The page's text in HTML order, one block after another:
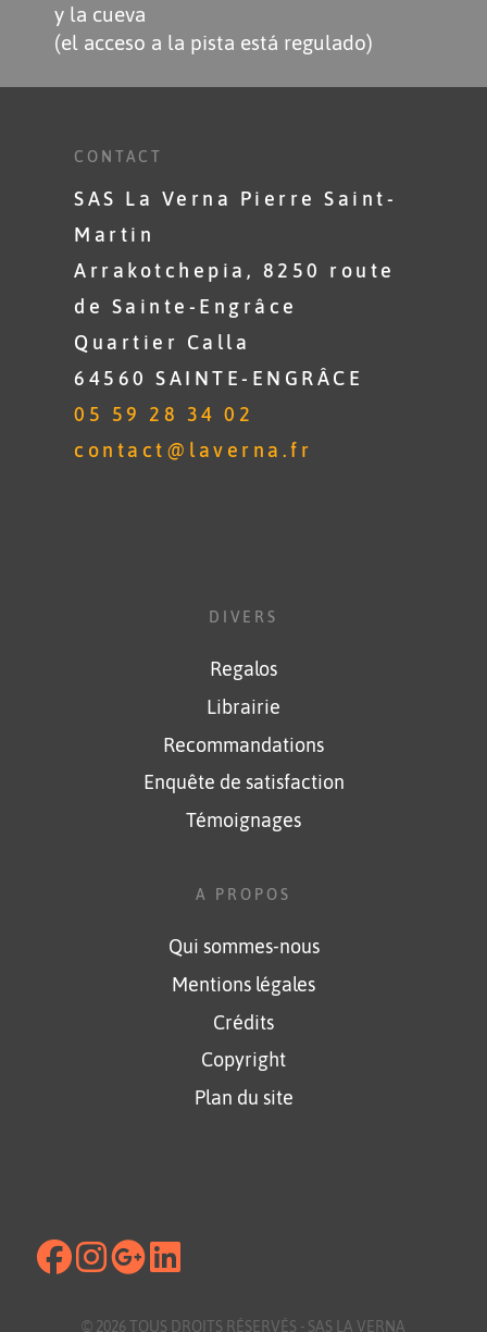
y la cueva
(el acceso a la pista está regulado)
CONTACT
SAS La Verna Pierre Saint-
Martin
Arrakotchepia, 8250 route
de Sainte-Engrâce
Quartier Calla
64560 SAINTE-ENGRÂCE
05 59 28 34 02
contact@laverna.fr
DIVERS
Regalos
Librairie
Recommandations
Enquête de satisfaction
Témoignages
A PROPOS
Qui sommes-nous
Mentions légales
Crédits
Copyright
Plan du site
© 2026 TOUS DROITS RÉSERVÉS - SAS LA VERNA